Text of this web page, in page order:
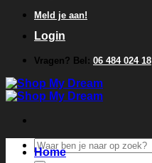
Meld je aan!
Login
Vragen? Bel: 06 484 024 18
Zoeken
naar:
Home